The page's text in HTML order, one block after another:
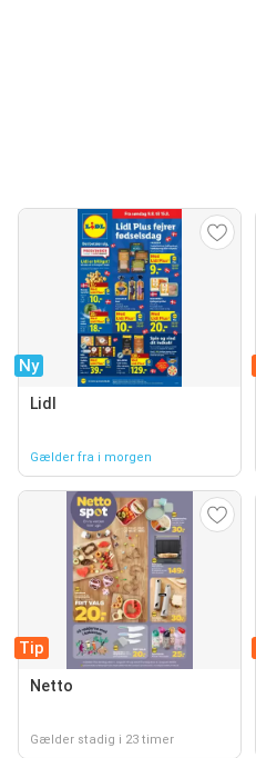
Ny
Lidl
Gælder fra i morgen
Tip
Netto
Gælder stadig i 23 timer